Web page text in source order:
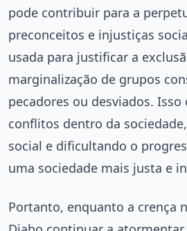
pode contribuir para a
preconceitos e injustiças
usada para justificar a
marginalização de grupos
pecadores ou desviados. Isso
conflitos dentro da
social e dificultando o
uma sociedade mais justa e
Portanto, enquanto a crença